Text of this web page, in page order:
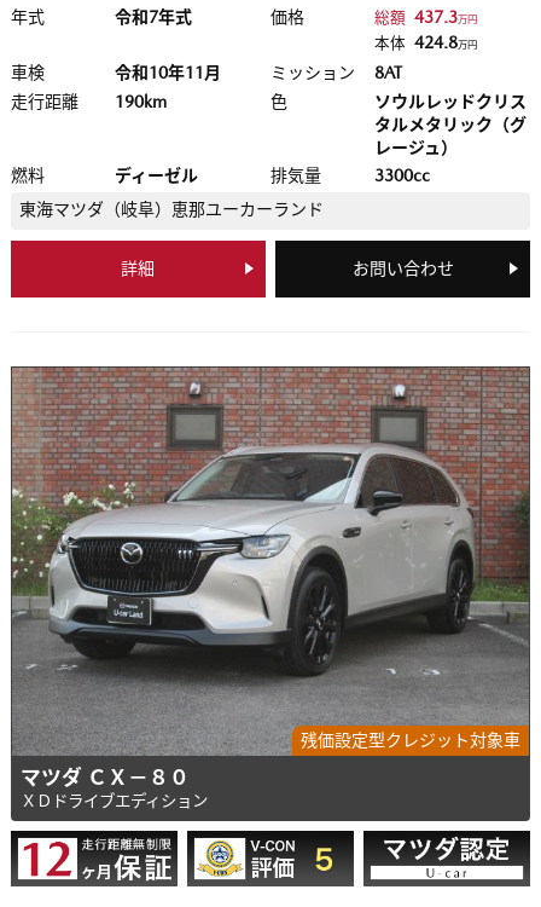
年式 令和7年式 価格 総額 437.3万円
本体 424.8万円
車検 令和10年11月 ミッション
8AT
走行距離
190km 色
ソウルレッドクリス
タルメタリック（グ
レージュ）
燃料
ディーゼル 排気量
3300cc
東海マツダ（岐阜） 恵那ユーカーランド
詳細 お問い合わせ
残価設定型クレジット対象車
マツダ ＣＸ－８０
ＸＤドライブエディション